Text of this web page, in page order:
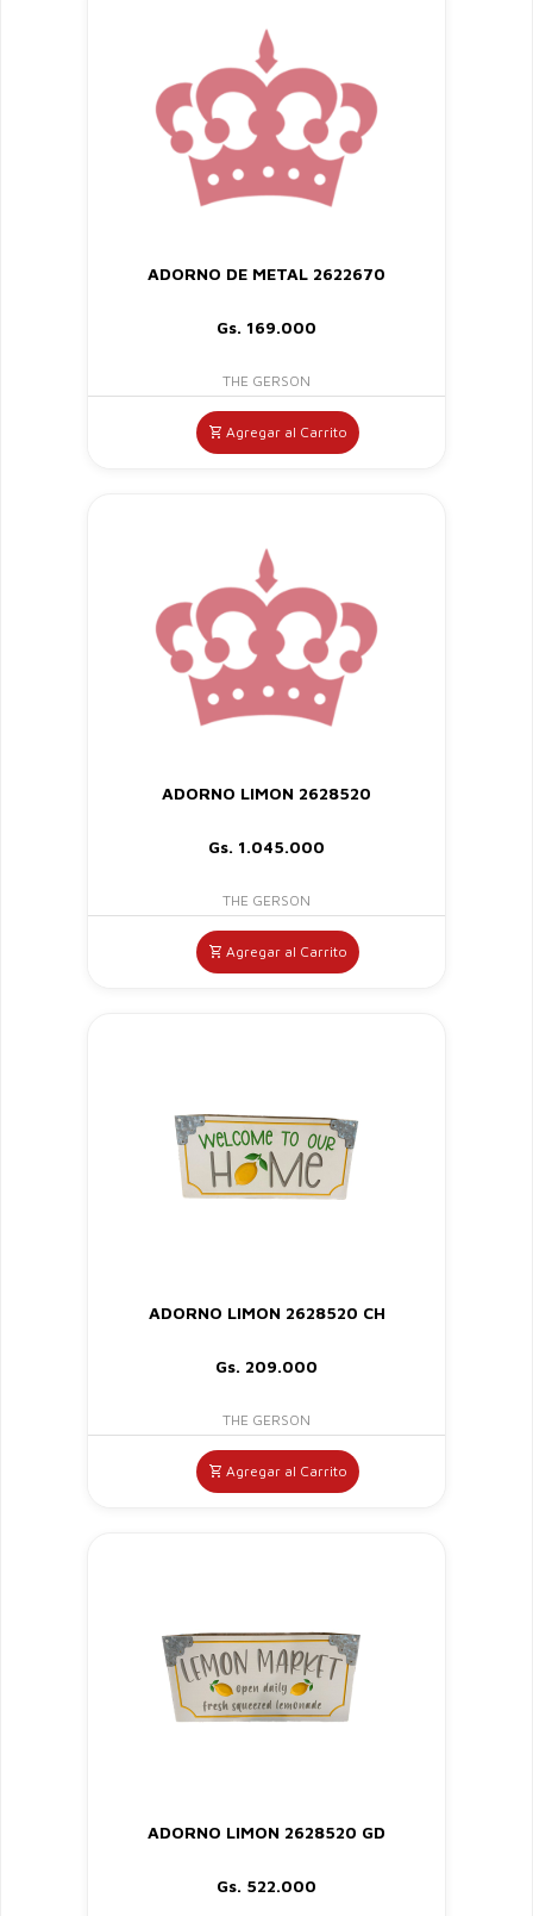
ADORNO DE METAL 2622670
Gs. 169.000
THE GERSON
Agregar al Carrito
ADORNO LIMON 2628520
Gs. 1.045.000
THE GERSON
Agregar al Carrito
ADORNO LIMON 2628520 CH
Gs. 209.000
THE GERSON
Agregar al Carrito
ADORNO LIMON 2628520 GD
Gs. 522.000